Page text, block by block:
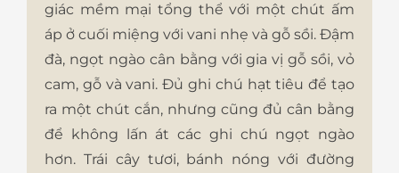
giác mềm mại tổng thể với một chút ấm
áp ở cuối miệng với vani nhẹ và gỗ sồi. Đậm
đà, ngọt ngào cân bằng với gia vị gỗ sồi, vỏ
cam, gỗ và vani. Đủ ghi chú hạt tiêu để tạo
ra một chút cắn, nhưng cũng đủ cân bằng
để không lấn át các ghi chú ngọt ngào
hơn. Trái cây tươi, bánh nóng với đường